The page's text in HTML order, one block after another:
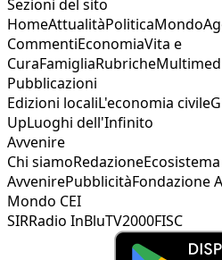
Sezioni del sito
HomeAttualitàPoliticaMondo
CommentiEconomiaVita e
CuraFamigliaRubriche
Pubblicazioni
Edizioni localiL'economia civile
UpLuoghi dell'Infinito
Avvenire
Chi siamoRedazioneEcosistema
AvvenirePubblicitàFondazione
Mondo CEI
SIRRadio InBluTV2000FISC